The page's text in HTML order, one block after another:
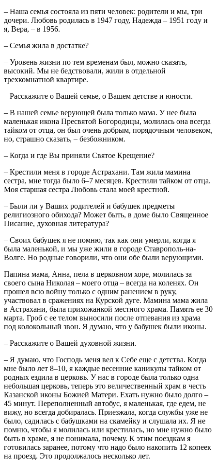
– Наша семья состояла из пяти человек: родители и мы, три
дочери. Любовь родилась в 1947 году, Надежда – 1951 году и
я, Вера, – в 1956.
– Семья жила в достатке?
– Уровень жизни по тем временам был, можно сказать,
высокий. Мы не бедствовали, жили в отдельной
трехкомнатной квартире.
– Расскажите о Вашей семье, о Вашем детстве и юности.
– В нашей семье верующей была только мама. У нее была
маленькая икона Пресвятой Богородицы, молилась она всегда
тайком от отца, он был очень добрым, порядочным человеком,
но, страшно сказать, – безбожником.
– Когда и где Вы приняли Святое Крещение?
– Крестили меня в городе Астрахани. Там жила мамина
сестра, мне тогда было 6–7 месяцев. Крестили тайком от отца.
Моя старшая сестра Любовь стала моей крестной.
– Были ли у Ваших родителей и бабушек предметы
религиозного обихода? Может быть, в доме было Священное
Писание, духовная литература?
– Своих бабушек я не помню, так как они умерли, когда я
была маленькой, и мы уже жили в городе Ставрополь-на-
Волге. Но родные говорили, что они обе были верующими.
Папина мама, Анна, пела в церковном хоре, молилась за
своего сына Николая – моего отца – всегда на коленях. Он
прошел всю войну только с одним ранением в руку,
участвовал в сражениях на Курской дуге. Мамина мама жила
в Астрахани, была прихожанкой местного храма. Память ее 30
марта. Гроб с ее телом выносили после отпевания из храма
под колокольный звон. Я думаю, что у бабушек были иконы.
– Расскажите о Вашей духовной жизни.
– Я думаю, что Господь меня вел к Себе еще с детства. Когда
мне было лет 8–10, я каждые весенние каникулы тайком от
родных ездила в церковь. У нас в городе была только одна
небольшая церковь, теперь это величественный храм в честь
Казанской иконы Божией Матери. Ехать нужно было долго –
45 минут. Переполненный автобус, я маленькая, где едем, не
вижу, но всегда добиралась. Приезжала, когда службы уже не
было, садилась с бабушками на скамейку и слушала их. Я не
помню, чтобы я молилась или крестилась, но мне нужно было
быть в храме, я не понимала, почему. К этим поездкам я
готовилась заранее, потому что надо было накопить 12 копеек
на проезд. Это продолжалось несколько лет.